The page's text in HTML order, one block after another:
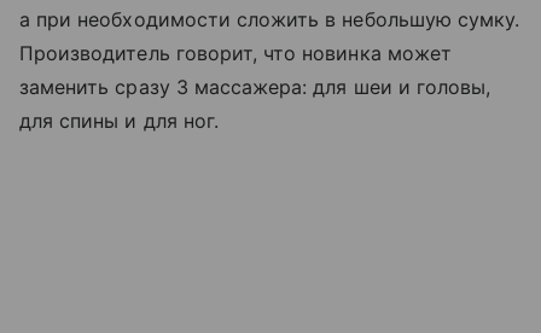
а при необходимости сложить в небольшую сумку.
Производитель говорит, что новинка может
заменить сразу 3 массажера: для шеи и головы,
для спины и для ног.